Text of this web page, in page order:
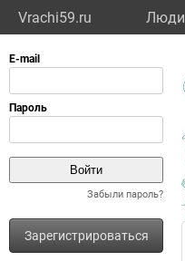
Vrachi59.ru Люди
Забыли пароль?
Зарегистрироваться